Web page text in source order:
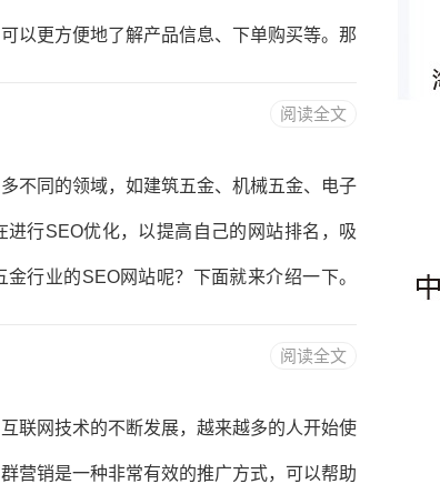
以更方便地了解产品信息、下单购买等。那
为主要风格。整个网站的色调以浅色系为
阅读全文
不同的领域，如建筑五金、机械五金、电子
行SEO优化，以提高自己的网站排名，吸
行业的SEO网站呢？下面就来介绍一下。
相一致的。比如，如果企业的战略是扩大市
阅读全文
联网技术的不断发展，越来越多的人开始使
营销是一种非常有效的推广方式，可以帮助